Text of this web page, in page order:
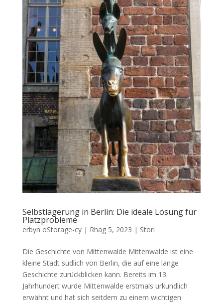
Selbstlagerung in Berlin: Die ideale Lösung für
Platzprobleme
erbyn oStorage-cy| Rhag 5, 2023 | Stori
Die Geschichte von Mittenwalde Mittenwalde ist eine
kleine Stadt südlich von Berlin, die auf eine lange
Geschichte zurückblicken kann. Bereits im 13.
Jahrhundert wurde Mittenwalde erstmals urkundlich
erwähnt und hat sich seitdem zu einem wichtigen